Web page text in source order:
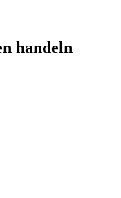
handeln